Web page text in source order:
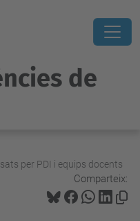
de
per PDI i equips docents
Comparteix: